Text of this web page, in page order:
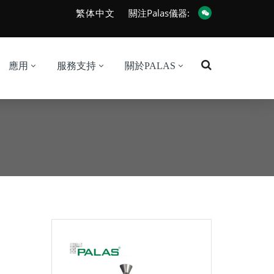
繁体中文 關注Palas儀器:
應用 服務支持 關於PALAS